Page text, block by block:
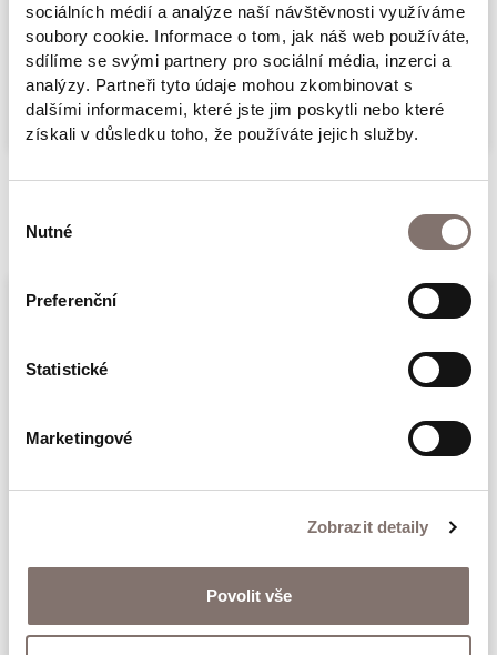
sociálních médií a analýze naší návštěvnosti využíváme
soubory cookie. Informace o tom, jak náš web používáte,
sdílíme se svými partnery pro sociální média, inzerci a
analýzy. Partneři tyto údaje mohou zkombinovat s
dalšími informacemi, které jste jim poskytli nebo které
získali v důsledku toho, že používáte jejich služby.
souhlasu
Nutné
Preferenční
Statistické
Marketingové
Zobrazit detaily
Povolit vše
Vilmy Abeles Iggersové v druhé části knihy
zachycují její dětství a dospívání v
Horšovském Týně, odkud v roce 1938 celá
rodina odešla do kanadského exilu. Třetí část
obsahuje jedinečnou korespondenci jejího
otce Karla Abelese z let 1946–1952, který si
dopisoval s bývalými německými sousedy, po
domova.
Více
Související produkty
Žít bez hořkosti - Příběh německé
Sintky, která přežila holokaust